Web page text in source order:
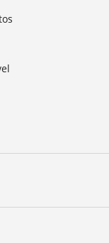
de serie